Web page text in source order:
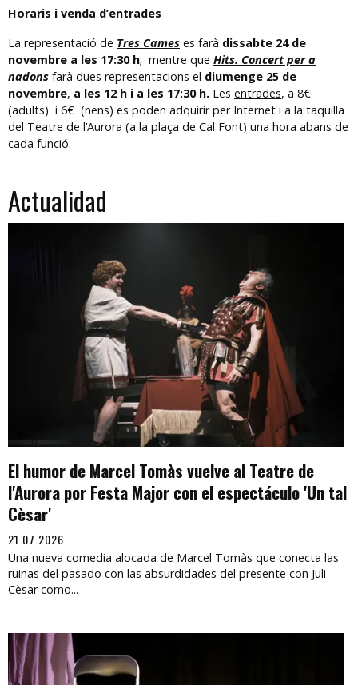
Horaris i venda d’entrades
La representació de Tres Cames es farà dissabte 24 de
novembre a les 17:30 h; mentre que Hits. Concert per a
nadons farà dues representacions el diumenge 25 de
novembre, a les 12 h i a les 17:30 h. Les entrades, a 8€
(adults) i 6€ (nens) es poden adquirir per Internet i a la taquilla
del Teatre de l’Aurora (a la plaça de Cal Font) una hora abans de
cada funció.
Actualidad
El humor de Marcel Tomàs vuelve al Teatre de
l'Aurora por Festa Major con el espectáculo 'Un tal
Cèsar'
21.07.2026
Una nueva comedia alocada de Marcel Tomàs que conecta las
ruinas del pasado con las absurdidades del presente con Juli
Cèsar como...